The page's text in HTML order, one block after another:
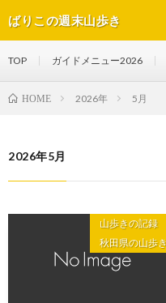
ばりこの週末山歩き
TOP ガイドメニュー2026
HOME 2026年 5月
2026年5月
山歩きの記録
秋田県の山歩き